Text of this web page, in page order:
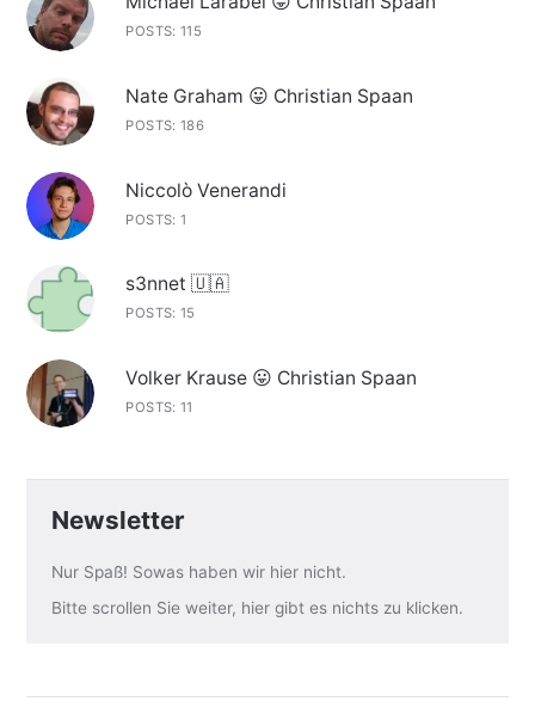
POSTS: 115
Nate Graham 😛 Christian Spaan
POSTS: 186
Niccolò Venerandi
POSTS: 1
s3nnet 🇺🇦
POSTS: 15
Volker Krause 😛 Christian Spaan
POSTS: 11
Newsletter
Nur Spaß! Sowas haben wir hier nicht.
Bitte scrollen Sie weiter, hier gibt es nichts zu klicken.